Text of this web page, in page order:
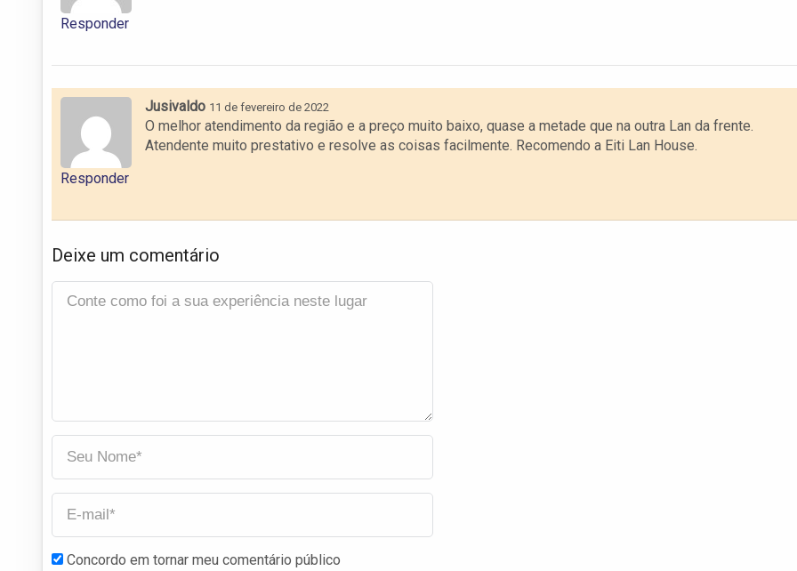
Responder
Jusivaldo 11 de fevereiro de 2022
O melhor atendimento da região e a preço muito baixo, quase a metade que na outra Lan da frente.
Atendente muito prestativo e resolve as coisas facilmente. Recomendo a Eiti Lan House.
Responder
Deixe um comentário
Concordo em tornar meu comentário público